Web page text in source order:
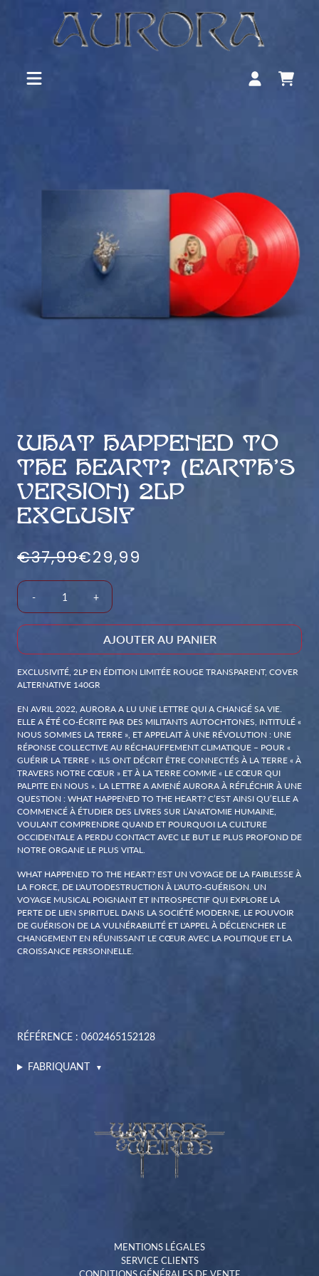
WHAT HAPPENED TO
THE HEART? (EARTH'S
VERSION) 2LP
EXCLUSIF
€37,99€29,99
- +
AJOUTER WHAT HAPPENED
AJOUTER AU PANIER
EXCLUSIVITÉ, 2LP EN ÉDITION LIMITÉE ROUGE TRANSPARENT, COVER
ALTERNATIVE 140GR
EN AVRIL 2022, AURORA A LU UNE LETTRE QUI A CHANGÉ SA VIE.
ELLE A ÉTÉ CO-ÉCRITE PAR DES MILITANTS AUTOCHTONES, INTITULÉ «
NOUS SOMMES LA TERRE », ET APPELAIT À UNE RÉVOLUTION : UNE
RÉPONSE COLLECTIVE AU RÉCHAUFFEMENT CLIMATIQUE – POUR «
GUÉRIR LA TERRE ». ILS ONT DÉCRIT ÊTRE CONNECTÉS À LA TERRE « À
TRAVERS NOTRE CŒUR » ET À LA TERRE COMME « LE CŒUR QUI
PALPITE EN NOUS ». LA LETTRE A AMENÉ AURORA À RÉFLÉCHIR À UNE
QUESTION : WHAT HAPPENED TO THE HEART? C’EST AINSI QU’ELLE A
COMMENCÉ À ÉTUDIER DES LIVRES SUR L’ANATOMIE HUMAINE,
VOULANT COMPRENDRE QUAND ET POURQUOI LA CULTURE
OCCIDENTALE A PERDU CONTACT AVEC LE BUT LE PLUS PROFOND DE
NOTRE ORGANE LE PLUS VITAL.
WHAT HAPPENED TO THE HEART? EST UN VOYAGE DE LA FAIBLESSE À
LA FORCE, DE L'AUTODESTRUCTION À L'AUTO-GUÉRISON. UN
VOYAGE MUSICAL POIGNANT ET INTROSPECTIF QUI EXPLORE LA
PERTE DE LIEN SPIRITUEL DANS LA SOCIÉTÉ MODERNE, LE POUVOIR
DE GUÉRISON DE LA VULNÉRABILITÉ ET L'APPEL À DÉCLENCHER LE
CHANGEMENT EN RÉUNISSANT LE CŒUR AVEC LA POLITIQUE ET LA
CROISSANCE PERSONNELLE.
RÉFÉRENCE : 0602465152128
FABRIQUANT ▼
MENTIONS LÉGALES
SERVICE CLIENTS